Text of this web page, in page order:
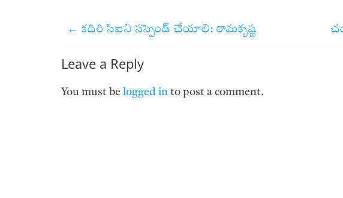
← కదిరి సిఐని సస్పెండ్ చేయాలి: రామకృష్ణ
Leave a Reply
You must be logged in to post a comment.